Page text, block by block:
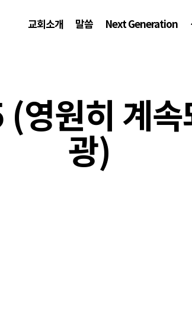
교회소개 말씀 Next Generation
원히 계속
광)